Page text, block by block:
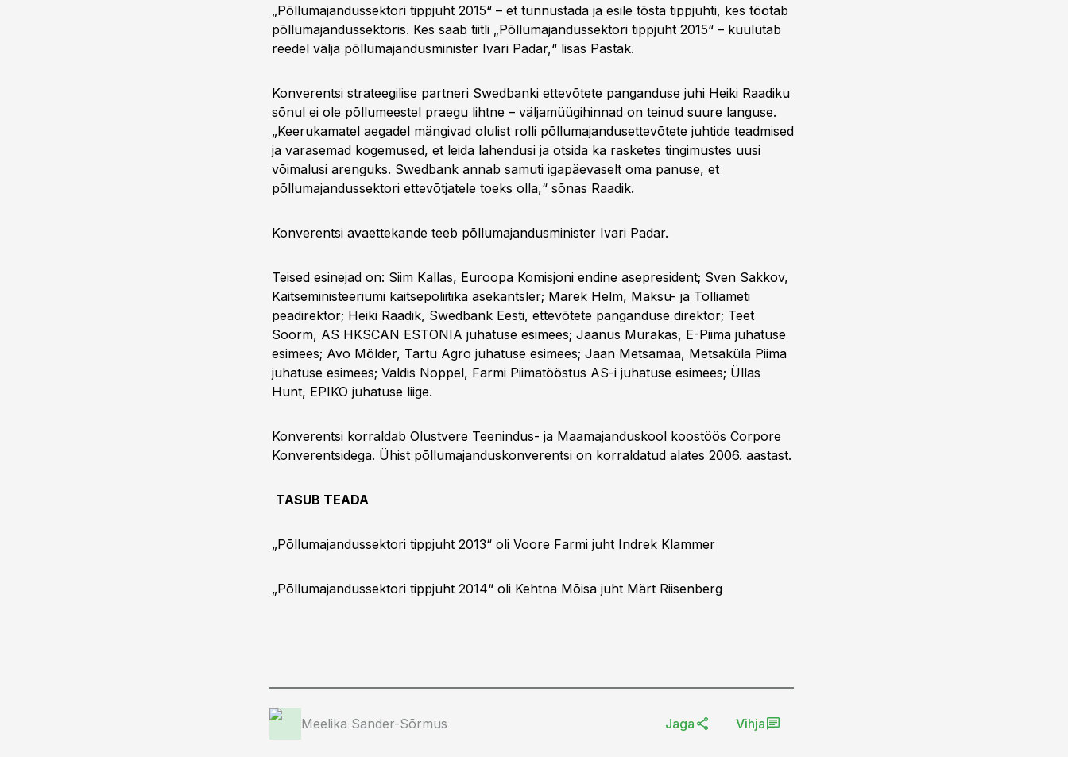
„Põllumajandussektori tippjuht 2015“ – et tunnustada ja esile tõsta tippjuhti, kes töötab
põllumajandussektoris. Kes saab tiitli „Põllumajandussektori tippjuht 2015“ – kuulutab
reedel välja põllumajandusminister Ivari Padar,“ lisas Pastak.
Konverentsi strateegilise partneri Swedbanki ettevõtete panganduse juhi Heiki Raadiku
sõnul ei ole põllumeestel praegu lihtne – väljamüügihinnad on teinud suure languse.
„Keerukamatel aegadel mängivad olulist rolli põllumajandusettevõtete juhtide teadmised
ja varasemad kogemused, et leida lahendusi ja otsida ka rasketes tingimustes uusi
võimalusi arenguks. Swedbank annab samuti igapäevaselt oma panuse, et
põllumajandussektori ettevõtjatele toeks olla,“ sõnas Raadik.
Konverentsi avaettekande teeb põllumajandusminister Ivari Padar.
Teised esinejad on: Siim Kallas, Euroopa Komisjoni endine asepresident; Sven Sakkov,
Kaitseministeeriumi kaitsepoliitika asekantsler; Marek Helm, Maksu- ja Tolliameti
peadirektor; Heiki Raadik, Swedbank Eesti, ettevõtete panganduse direktor; Teet
Soorm, AS HKSCAN ESTONIA juhatuse esimees; Jaanus Murakas, E-Piima juhatuse
esimees; Avo Mölder, Tartu Agro juhatuse esimees; Jaan Metsamaa, Metsaküla Piima
juhatuse esimees; Valdis Noppel, Farmi Piimatööstus AS-i juhatuse esimees; Üllas
Hunt, EPIKO juhatuse liige.
Konverentsi korraldab Olustvere Teenindus- ja Maamajanduskool koostöös Corpore
Konverentsidega. Ühist põllumajanduskonverentsi on korraldatud alates 2006. aastast.
TASUB TEADA
„Põllumajandussektori tippjuht 2013“ oli Voore Farmi juht Indrek Klammer
„Põllumajandussektori tippjuht 2014“ oli Kehtna Mõisa juht Märt Riisenberg
Meelika Sander-Sõrmus Jaga Vihja